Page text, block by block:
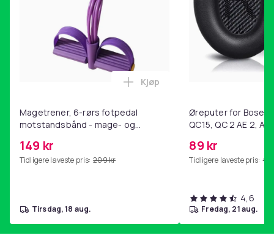
14. BE RIGHT NOW
Enheter i pakken: 1
3c84b12a-6c79-4c66-8568-3e45eda1df07
Produktsikkerhetsinformasjon
Magetrener, 6-rørs fotpedal
motstandsbånd - mage- og
hjemmegymnastikk Purple
149 kr
Tidligere laveste pris: 209 kr
Legg Magetrener, 6-rørs
Kjøp
tirsdag, 18 aug.
Øreputer for Bose
QC15, QC 2 AE 2, AE
89 kr
Tidligere laveste pris: 99
4,6
fredag, 21 aug.